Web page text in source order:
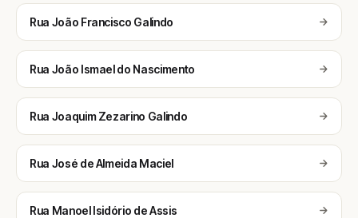
Rua João Francisco Galindo
Rua João Ismael do Nascimento
Rua Joaquim Zezarino Galindo
Rua José de Almeida Maciel
Rua Manoel Isidório de Assis